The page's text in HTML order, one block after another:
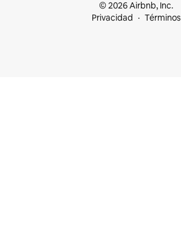
© 2026 Airbnb, Inc.
Privacidad
Términos